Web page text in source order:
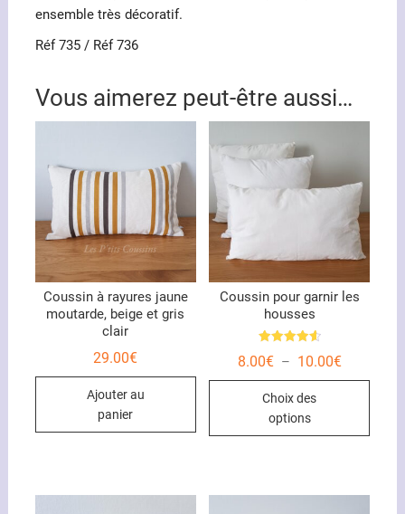
ensemble très décoratif.
Réf 735 / Réf 736
Vous aimerez peut-être aussi…
Coussin à rayures jaune
moutarde, beige et gris
clair
29.00€
Ajouter au
panier
Coussin pour garnir les
housses
4.67
8.00€ – 10.00€Plage
Choix des
options
Ce
Les